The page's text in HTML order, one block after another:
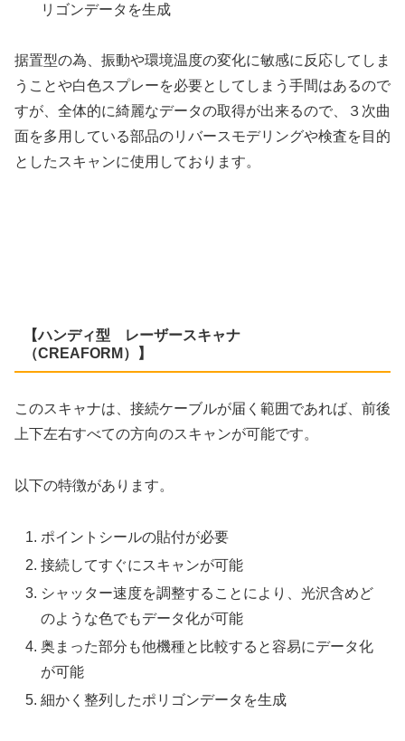
リゴンデータを生成
据置型の為、振動や環境温度の変化に敏感に反応してしま
うことや白色スプレーを必要としてしまう手間はあるので
すが、全体的に綺麗なデータの取得が出来るので、３次曲
面を多用している部品のリバースモデリングや検査を目的
としたスキャンに使用しております。
【ハンディ型 レーザースキャナ
（CREAFORM）】
このスキャナは、接続ケーブルが届く範囲であれば、前後
上下左右すべての方向のスキャンが可能です。
以下の特徴があります。
ポイントシールの貼付が必要
接続してすぐにスキャンが可能
シャッター速度を調整することにより、光沢含めど
のような色でもデータ化が可能
奥まった部分も他機種と比較すると容易にデータ化
が可能
細かく整列したポリゴンデータを生成